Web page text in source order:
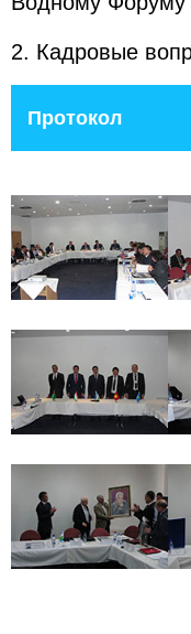
2. Кадровые
Протокол